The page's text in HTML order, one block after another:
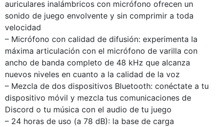
auriculares inalámbricos con micrófono ofrecen un
sonido de juego envolvente y sin comprimir a toda
velocidad
– Micrófono con calidad de difusión: experimenta la
máxima articulación con el micrófono de varilla con
ancho de banda completo de 48 kHz que alcanza
nuevos niveles en cuanto a la calidad de la voz
– Mezcla de dos dispositivos Bluetooth: conéctate a tu
dispositivo móvil y mezcla tus comunicaciones de
Discord o tu música con el audio de tu juego
– 24 horas de uso (a 78 dB): la base de carga